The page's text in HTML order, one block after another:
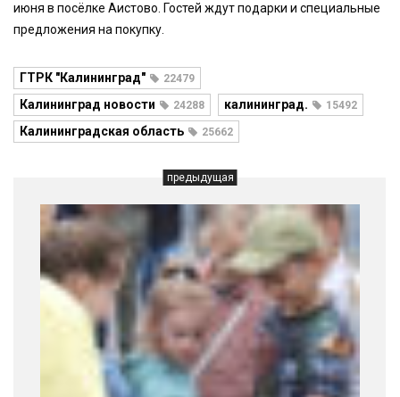
июня в посёлке Аистово. Гостей ждут подарки и специальные
предложения на покупку.
ГТРК "Калининград" 22479
Калининград новости 24288 калининград. 15492
Калининградская область 25662
предыдущая